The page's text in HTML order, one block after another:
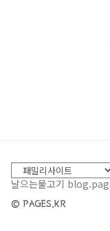
날으는물고기
© PAGES.KR